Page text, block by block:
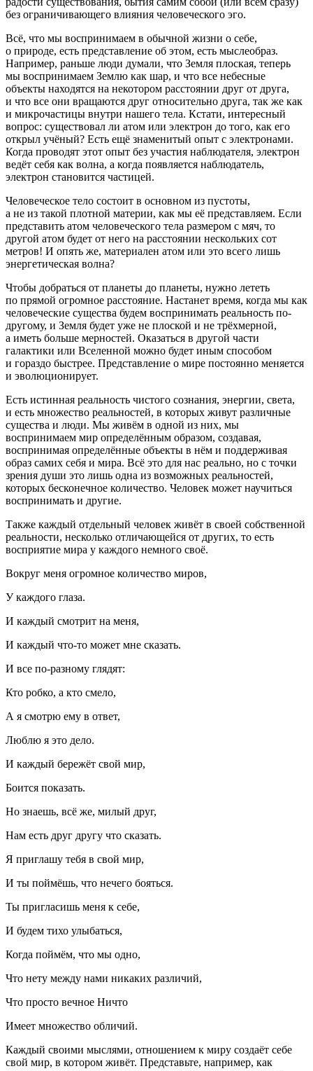
без ограничивающего влияния человеческого эго.
Всё, что мы воспринимаем в обычной жизни о себе,
о природе, есть представление об этом, есть мыслеобраз.
Например, раньше люди думали, что Земля плоская, теперь
мы воспринимаем Землю как шар, и что все небесные
объекты находятся на некотором расстоянии друг от друга,
и что все они вращаются друг относительно друга, так же как
и микрочастицы внутри нашего тела. Кстати, интересный
вопрос: существовал ли атом или электрон до того, как его
открыл учёный? Есть ещё знаменитый опыт с электронами.
Когда проводят этот опыт без участия наблюдателя, электрон
ведёт себя как волна, а когда появляется наблюдатель,
электрон становится частицей.
Человеческое тело состоит в основном из пустоты,
а не из такой плотной материи, как мы её представляем. Если
представить атом человеческого тела размером с мяч, то
другой атом будет от него на расстоянии нескольких сот
метров! И опять же, материален атом или это всего лишь
энергетическая волна?
Чтобы добраться от планеты до планеты, нужно лететь
по прямой огромное расстояние. Настанет время, когда мы как
человеческие существа будем воспринимать реальность по-
другому, и Земля будет уже не плоской и не трёхмерной,
а иметь больше мерностей. Оказаться в другой части
галактики или Вселенной можно будет иным способом
и гораздо быстрее. Представление о мире постоянно меняется
и эволюционирует.
Есть истинная реальность чистого сознания, энергии, света,
и есть множество реальностей, в которых живут различные
существа и люди. Мы живём в одной из них, мы
воспринимаем мир определённым образом, создавая,
воспринимая определённые объекты в нём и поддерживая
образ самих себя и мира. Всё это для нас реально, но с точки
зрения души это лишь одна из возможных реальностей,
которых бесконечное количество. Человек может научиться
воспринимать и другие.
Также каждый отдельный человек живёт в своей собственной
реальности, несколько отличающейся от других, то есть
восприятие мира у каждого немного своё.
Вокруг меня огромное количество миров,
У каждого глаза.
И каждый смотрит на меня,
И каждый что-то может мне сказать.
И все по-разному глядят:
Кто робко, а кто смело,
А я смотрю ему в ответ,
Люблю я это дело.
И каждый бережёт свой мир,
Боится показать.
Но знаешь, всё же, милый друг,
Нам есть друг другу что сказать.
Я приглашу тебя в свой мир,
И ты поймёшь, что нечего бояться.
Ты пригласишь меня к себе,
И будем тихо улыбаться,
Когда поймём, что мы одно,
Что нету между нами никаких различий,
Что просто вечное Ничто
Имеет множество обличий.
Каждый своими мыслями, отношением к миру создаёт себе
свой мир, в котором живёт. Представьте, например, как